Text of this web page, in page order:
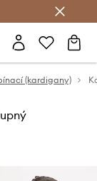
(kardigany)